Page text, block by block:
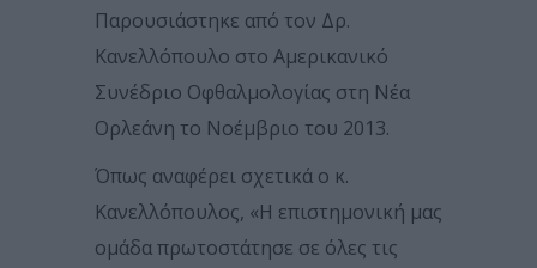
Παρουσιάστηκε από τον Δρ.
Κανελλόπουλο στο Αμερικανικό
Συνέδριο Οφθαλμολογίας στη Νέα
Ορλεάνη το Νοέμβριο του 2013.
Όπως αναφέρει σχετικά ο κ.
Κανελλόπουλος, «H επιστημονική μας
ομάδα πρωτοστάτησε σε όλες τις